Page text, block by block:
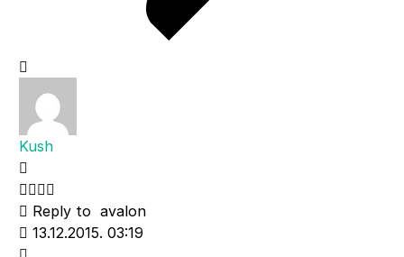
Kush
Reply to avalon
13.12.2015. 03:19